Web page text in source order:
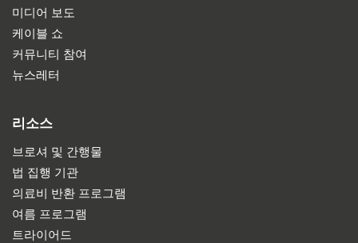
미디어 보도
케이블 쇼
커뮤니티 참여
뉴스레터
리소스
브로셔 및 간행물
법 집행 기관
의료비 반환 프로그램
여름 프로그램
트라이어드